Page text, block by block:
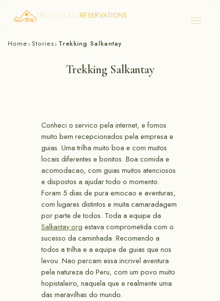
Skip
INCA TRAIL RESERVATIONS
Home › Stories› Trekking Salkantay
Trekking Salkantay
Conheci o servico pela internet, e fomos
muito bem recepcionados pela empresa e
guias. Uma trilha muito boa e com muitos
locais diferentes e bonitos. Boa comida e
acomodacao, com guias muitos atenciosos
e dispostos a ajudar todo o momento.
Foram 5 dias de pura emocao e aventuras,
com lugares distintos e muita camaradagem
por parte de todos. Toda a equipe da
Salkantay.org estava comprometida com o
sucesso da caminhada. Recomendo a
todos a trilha e a equipe de guias que nos
levou. Nao percam essa incrivel aventura
pela natureza do Peru, com um povo muito
hopistaleiro, naquela que e realmente uma
das maravilhas do mundo.